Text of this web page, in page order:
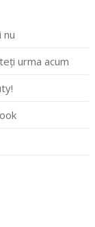
nu
urma acum